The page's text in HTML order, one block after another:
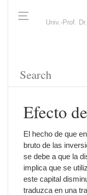
Univ.-Prof.
Efecto
El hecho de que
bruto de las
se debe a que la
implica que se
este capital
traduzca en una